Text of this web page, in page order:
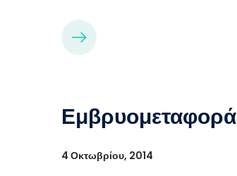
Εμβρυομεταφορά
4 Οκτωβρίου, 2014